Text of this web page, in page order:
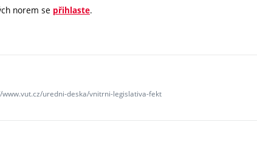
norem se přihlaste.
www.vut.cz/uredni-deska/vnitrni-legislativa-fekt